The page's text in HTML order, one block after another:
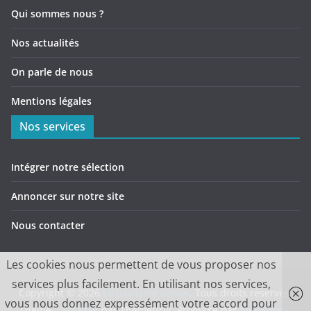
Qui sommes nous ?
Nos actualités
On parle de nous
Mentions légales
Nos services
Intégrer notre sélection
Annoncer sur notre site
Nous contacter
Copyright © 2026Le tourisme senior. Tous droits réservés.
Les cookies nous permettent de vous proposer nos
services plus facilement. En utilisant nos services,
vous nous donnez expressément votre accord pour